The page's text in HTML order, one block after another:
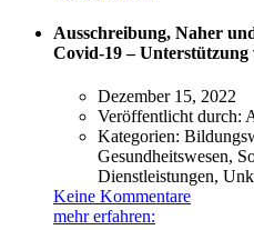
Ausschreibung, Naher
Covid-19 –
Dezember 15, 2022
Veröffentlicht durch:
Kategorien:
Gesundheitswesen,
Dienstleistungen,
Keine Kommentare
mehr erfahren: